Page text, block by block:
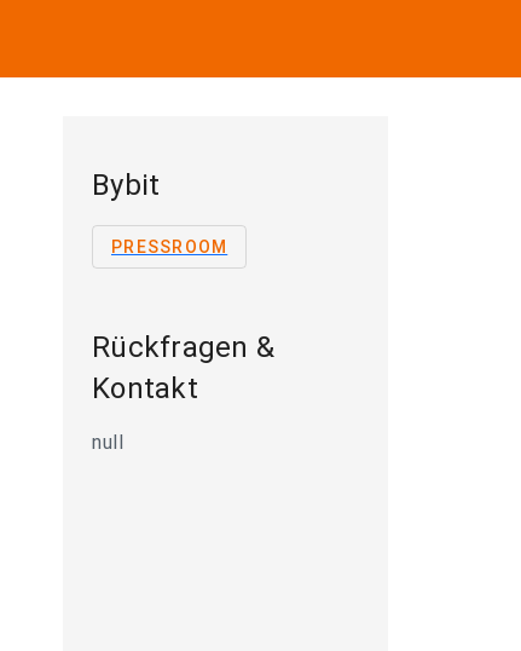
Bybit
PRESSROOM
Rückfragen &
Kontakt
null